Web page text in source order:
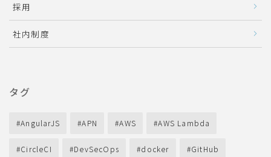
採用
社内制度
タグ
AngularJS APN AWS AWS Lambda
CircleCI DevSecOps docker GitHub